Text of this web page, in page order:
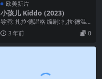
欧美新片
小孩儿 Kiddo (2023)
导演: 扎拉·德温格 编剧: 扎拉·德温
格 / Nena van Driel 主...
3 年前 0